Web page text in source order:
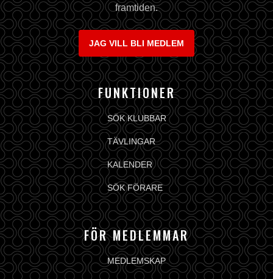
framtiden.
JAG VILL BLI MEDLEM
FUNKTIONER
SÖK KLUBBAR
TÄVLINGAR
KALENDER
SÖK FÖRARE
FÖR MEDLEMMAR
MEDLEMSKAP